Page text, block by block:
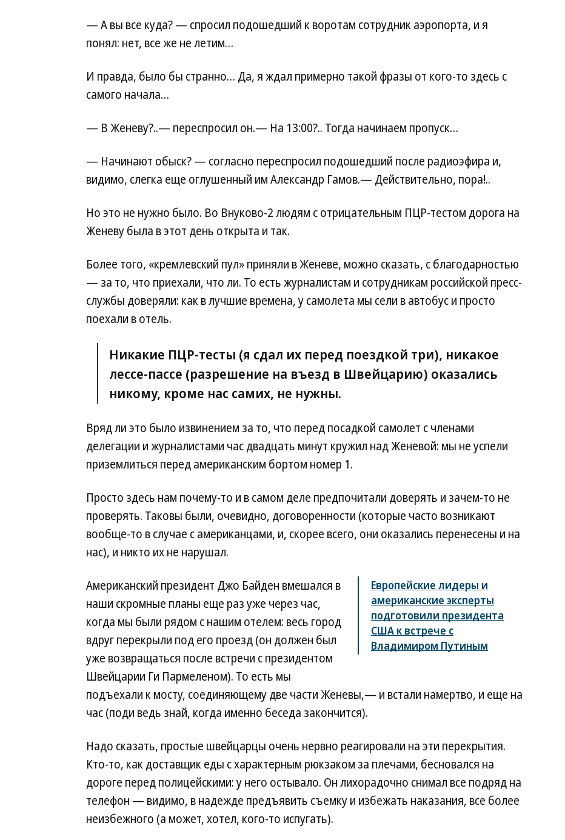
— А вы все куда? — спросил подошедший к воротам сотрудник аэропорта, и я
понял: нет, все же не летим…
И правда, было бы странно… Да, я ждал примерно такой фразы от кого-то здесь с
самого начала…
— В Женеву?..— переспросил он.— На 13:00?.. Тогда начинаем пропуск…
— Начинают обыск? — согласно переспросил подошедший после радиоэфира и,
видимо, слегка еще оглушенный им Александр Гамов.— Действительно, пора!..
Но это не нужно было. Во Внуково-2 людям с отрицательным ПЦР-тестом дорога на
Женеву была в этот день открыта и так.
Более того, «кремлевский пул» приняли в Женеве, можно сказать, с благодарностью
— за то, что приехали, что ли. То есть журналистам и сотрудникам российской пресс-
службы доверяли: как в лучшие времена, у самолета мы сели в автобус и просто
поехали в отель.
Никакие ПЦР-тесты (я сдал их перед поездкой три), никакое
лессе-пассе (разрешение на въезд в Швейцарию) оказались
никому, кроме нас самих, не нужны.
Вряд ли это было извинением за то, что перед посадкой самолет с членами
делегации и журналистами час двадцать минут кружил над Женевой: мы не успели
приземлиться перед американским бортом номер 1.
Просто здесь нам почему-то и в самом деле предпочитали доверять и зачем-то не
проверять. Таковы были, очевидно, договоренности (которые часто возникают
вообще-то в случае с американцами, и, скорее всего, они оказались перенесены и на
нас), и никто их не нарушал.
Европейские лидеры и
американские эксперты
подготовили президента
США к встрече с
Владимиром Путиным
Американский президент Джо Байден вмешался в
наши скромные планы еще раз уже через час,
когда мы были рядом с нашим отелем: весь город
вдруг перекрыли под его проезд (он должен был
уже возвращаться после встречи с президентом
Швейцарии Ги Пармеленом). То есть мы
подъехали к мосту, соединяющему две части Женевы,— и встали намертво, и еще на
час (поди ведь знай, когда именно беседа закончится).
Надо сказать, простые швейцарцы очень нервно реагировали на эти перекрытия.
Кто-то, как доставщик еды с характерным рюкзаком за плечами, бесновался на
дороге перед полицейскими: у него остывало. Он лихорадочно снимал все подряд на
телефон — видимо, в надежде предъявить съемку и избежать наказания, все более
неизбежного (а может, хотел, кого-то испугать).